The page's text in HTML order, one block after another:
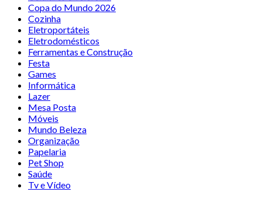
Copa do Mundo 2026
Cozinha
Eletroportáteis
Eletrodomésticos
Ferramentas e Construção
Festa
Games
Informática
Lazer
Mesa Posta
Móveis
Mundo Beleza
Organização
Papelaria
Pet Shop
Saúde
Tv e Vídeo